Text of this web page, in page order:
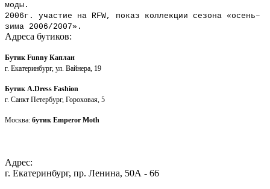
моды.
2006г. участие на RFW, показ коллекции сезона «осень–
зима 2006/2007».
Адреса бутиков:
Бутик Funny Каплан
г. Екатеринбург, ул. Вайнера, 19
Бутик A.Dress Fashion
г. Санкт Петербург, Гороховая, 5
Москва: бутик Emperor Moth
Адрес:
г. Екатеринбург, пр. Ленина, 50А - 66